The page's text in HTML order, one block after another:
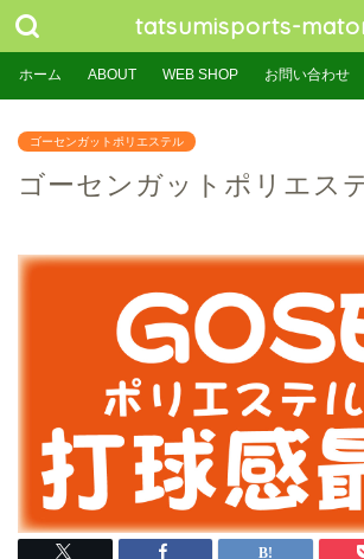
tatsumisports-
ホーム ABOUT WEB SHOP お問い合わせ
ゴーセンガットポリエステル
ゴーセンガットポリエス